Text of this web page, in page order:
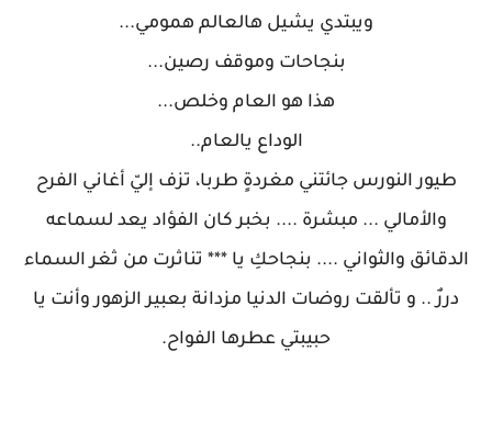
ويبتدي يشيل هالعالم همومي...
بنجاحات وموقف رصين...
هذا هو العام وخلص...
الوداع يالعام..
طيور النورس جائتني مغردةٍ طربا، تزف إليّ أغاني الفرح
والأمالي ... مبشرة .... بخبر كان الفؤاد يعد لسماعه
الدقائق والثواني .... بنجاحكِ يا *** تناثرت من ثغر السماء
دررٌ .. و تألقت روضات الدنيا مزدانة بعبير الزهور وأنت يا
حبيبتي عطرها الفواح.